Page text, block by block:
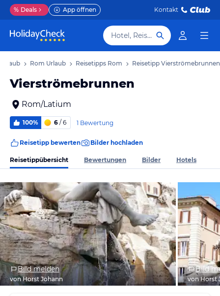
% Deals App öffnen Kontakt
Hotel, Reiseziel
Rom Urlaub Reisetipps Rom Reisetipp Vierströmebrunnen
Vierströmebrunnen
Rom/Latium
100% 6 / 6 1 Bewertung
Reisetipp bewerten Bilder hochladen
Reisetippübersicht Bewertungen Bilder Hotels
Bild melden
von Horst Johann
Bild
von Horst